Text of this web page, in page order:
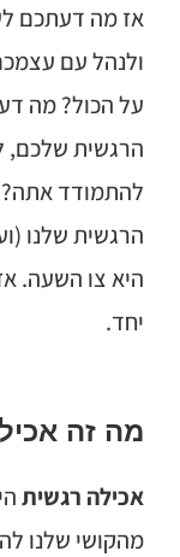
אז מה דעתכם
ולנהל עם
על הכול? מה
הרגשית שלכם,
להתמודד
הרגשית שלנו
היא צו השעה.
יחד.
מה זה
אכילה רגשית
מהקושי שלנו